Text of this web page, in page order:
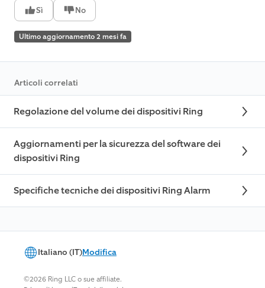
Sì No
Ultimo aggiornamento 2 mesi fa
Articoli correlati
Regolazione del volume dei dispositivi Ring
Aggiornamenti per la sicurezza del software dei
dispositivi Ring
Specifiche tecniche dei dispositivi Ring Alarm
Italiano (IT)Modifica
©2026 Ring LLC o sue affiliate.